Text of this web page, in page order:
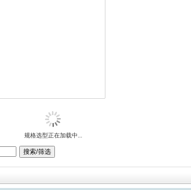
规格选型正在加载中...